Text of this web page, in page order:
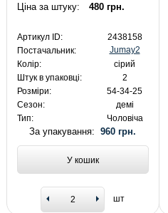
Ціна за штуку: 480 грн.
Артикул ID:
2438158
Постачальник:
Jumay2
Колір:
сірий
Штук в упаковці:
2
Розміри:
54-34-25
Сезон:
демі
Тип:
Чоловіча
За упакування:960 грн.
У кошик
шт